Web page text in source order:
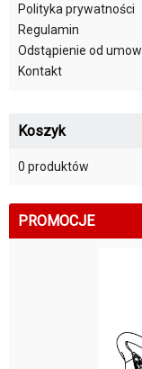
Polityka prywatności
Regulamin
Odstąpienie od
Kontakt
Koszyk
0 produktów
PROMOCJE